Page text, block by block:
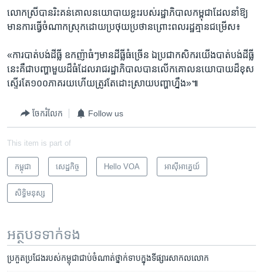
លោក​ស្រី​បាន​រិះគន់​គោល​នយោបាយ​ខ្លះ​របស់​រដ្ឋាភិបាល​កម្ពុជា​ដែល​នាំ​ឱ្យ​
មាន​ការ​ធ្វើ​ចំណាកស្រុក​ដោយ​ប្រថុយ​ប្រថាន​ព្រោះ​ពលរដ្ឋ​គ្មាន​ជម្រើស៖
«ការ​បាត់​បង់​ដីធ្លី ឧកញ៉ា​ធំៗ​មាន​ដីធ្លី​ធំ​ច្រើន ​ឯ​ប្រជាកសិករ​យើង​បាត់​បង់​ដីធ្លី​
នេះ​គឺ​ជា​បញ្ហា​មួយ​ដ៏​ធំ​ដែល​រាជរដ្ឋាភិបាល​បាន​លើក​គោល​នយោបាយ​ដ៏​ខុស
ស្ទើរ​តែ​១០០​ភាគរយ​ហើយ​ត្រូវ​តែ​ដោះស្រាយ​បញ្ហា​ហ្នឹង»៕
ចែករំលែក Follow us
This item is part of
កម្ពុជា សេដ្ឋកិច្ច Hello VOA អាស៊ី​អាគ្នេយ៍
សិទ្ធិ​មនុស្ស
អត្ថបទ​ទាក់ទង
ប្រកួត​ប្រជែង​របស់​កម្ពុជា​ជាប់​ចំណាត់​ថ្នាក់​ទាប​ក្នុង​ទីផ្សារ​សាកលលោក​